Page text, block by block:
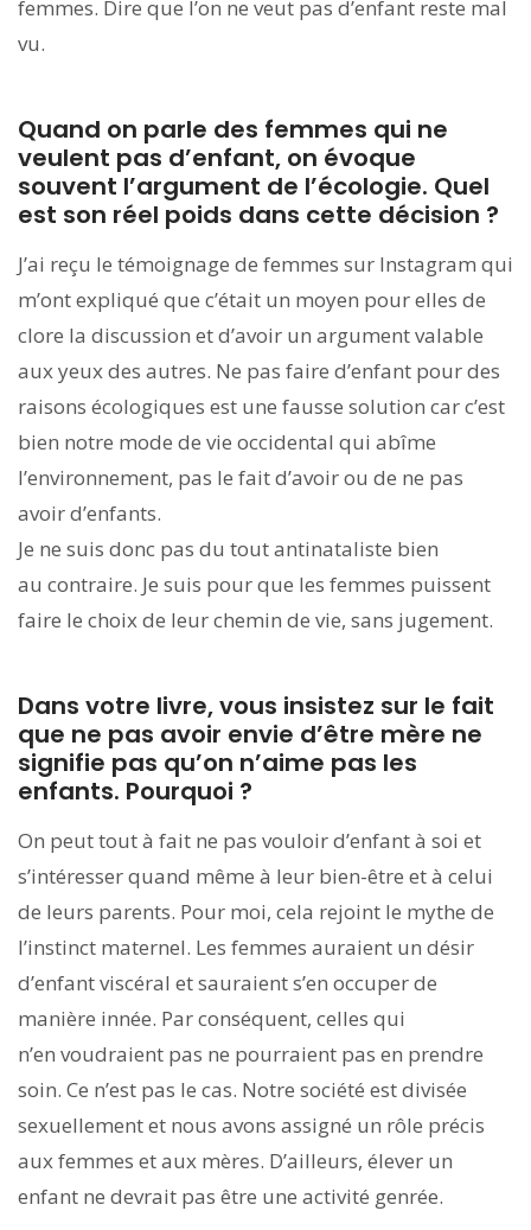
femmes. Dire que l’on ne veut pas d’enfant reste mal
vu.
Quand on parle des femmes qui ne
veulent pas d’enfant, on évoque
souvent l’argument de l’écologie. Quel
est son réel poids dans cette décision ?
J’ai reçu le témoignage de femmes sur Instagram qui
m’ont expliqué que c’était un moyen pour elles de
clore la discussion et d’avoir un argument valable
aux yeux des autres. Ne pas faire d’enfant pour des
raisons écologiques est une fausse solution car c’est
bien notre mode de vie occidental qui abîme
l’environnement, pas le fait d’avoir ou de ne pas
avoir d’enfants.
Je ne suis donc pas du tout antinataliste bien
au contraire. Je suis pour que les femmes puissent
faire le choix de leur chemin de vie, sans jugement.
Dans votre livre, vous insistez sur le fait
que ne pas avoir envie d’être mère ne
signifie pas qu’on n’aime pas les
enfants. Pourquoi ?
On peut tout à fait ne pas vouloir d’enfant à soi et
s’intéresser quand même à leur bien-être et à celui
de leurs parents. Pour moi, cela rejoint le mythe de
l’instinct maternel. Les femmes auraient un désir
d’enfant viscéral et sauraient s’en occuper de
manière innée. Par conséquent, celles qui
n’en voudraient pas ne pourraient pas en prendre
soin. Ce n’est pas le cas. Notre société est divisée
sexuellement et nous avons assigné un rôle précis
aux femmes et aux mères. D’ailleurs, élever un
enfant ne devrait pas être une activité genrée.